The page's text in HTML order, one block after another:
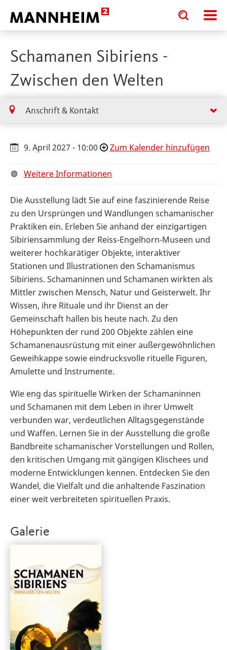
Toggle
search
input
Toggle
search
input
Schamanen Sibiriens -
Zwischen den Welten
Anschrift & Kontakt
9. April 2027 - 10:00 Zum Kalender hinzufügen
Weitere Informationen
Die Ausstellung lädt Sie auf eine faszinierende Reise
zu den Ursprüngen und Wandlungen schamanischer
Praktiken ein. Erleben Sie anhand der einzigartigen
Sibiriensammlung der Reiss-Engelhorn-Museen und
weiterer hochkarätiger Objekte, interaktiver
Stationen und Illustrationen den Schamanismus
Sibiriens. Schamaninnen und Schamanen wirkten als
Mittler zwischen Mensch, Natur und Geisterwelt. Ihr
Wissen, ihre Rituale und ihr Dienst an der
Gemeinschaft hallen bis heute nach. Zu den
Höhepunkten der rund 200 Objekte zählen eine
Schamanenausrüstung mit einer außergewöhnlichen
Geweihkappe sowie eindrucksvolle rituelle Figuren,
Amulette und Instrumente.
Wie eng das spirituelle Wirken der Schamaninnen
und Schamanen mit dem Leben in ihrer Umwelt
verbunden war, verdeutlichen Alltagsgegenstände
und Waffen. Lernen Sie in der Ausstellung die große
Bandbreite schamanischer Vorstellungen und Rollen,
den kritischen Umgang mit gängigen Klischees und
moderne Entwicklungen kennen. Entdecken Sie den
Wandel, die Vielfalt und die anhaltende Faszination
einer weit verbreiteten spirituellen Praxis.
Galerie